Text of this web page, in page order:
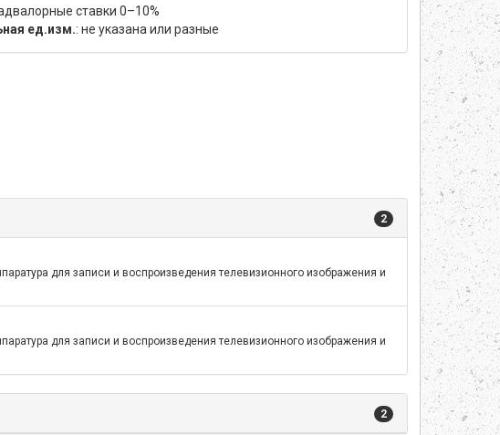
ставки 0–10%
ед.изм.: не указана или разные
2
для записи и воспроизведения телевизионного изображения и
для записи и воспроизведения телевизионного изображения и
2